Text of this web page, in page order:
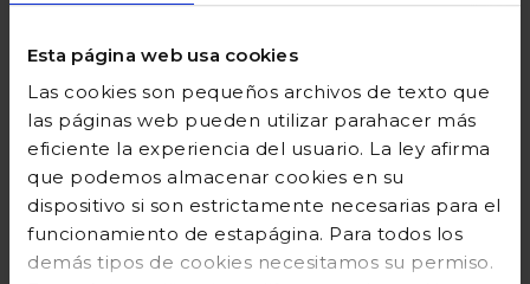
Esta página web usa cookies
Las cookies son pequeños archivos de texto que
las páginas web pueden utilizar parahacer más
eficiente la experiencia del usuario. La ley afirma
que podemos almacenar cookies en su
dispositivo si son estrictamente necesarias para el
funcionamiento de estapágina. Para todos los
demás tipos de cookies necesitamos su permiso.
Añadir a la cesta
DESCRIPCIÓN
COMPOSICIÓN
DEVOLUCIONES